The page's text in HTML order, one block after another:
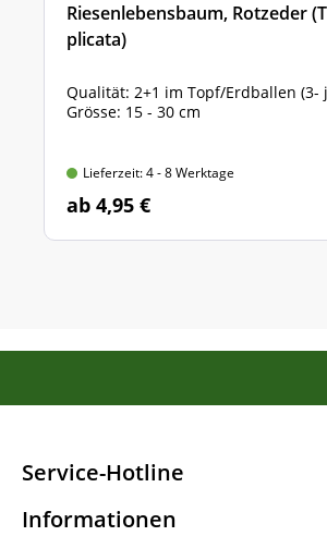
Riesenlebensbaum, Rotzeder
plicata)
Qualität: 2+1 im Topf/Erdballen (3-
Grösse: 15 - 30 cm
Lieferzeit: 4 - 8 Werktage
ab 4,95 €
Service-Hotline
Informationen